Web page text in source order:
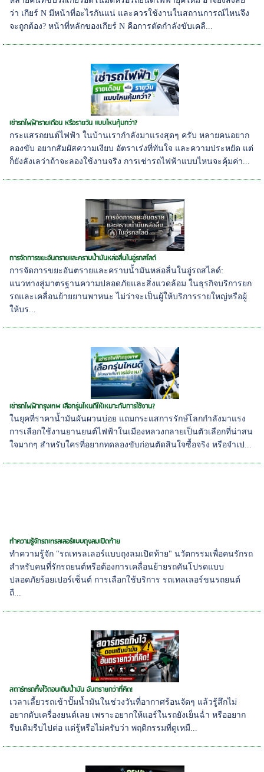
ว่า เกียร์ N มีหน้าที่อะไรกันแน่ และควรใช้งานในสถานการณ์ไหนจึง
จะถูกต้อง? หน้าที่หลักของเกียร์ N คือการตัดกำลังขับเคลื...
เช่ารถไฟฟ้ารายเดือน หรือรายวัน แบบไหนคุ้มกว่า?
กระแสรถยนต์ไฟฟ้า ในบ้านเรากำลังมาแรงสุดๆ ครับ หลายคนอยาก
ลองขับ อยากสัมผัสความเงียบ อัตราเร่งที่ทันใจ และความประหยัด แต่
ก็ยังลังเลว่าถ้าจะลองใช้งานจริง การเช่ารถไฟฟ้าแบบไหนจะคุ้มค่า...
การจัดการขยะอันตรายและคราบน้ำมันหล่อลื่นในอู่รถสไลด์
การจัดการขยะอันตรายและคราบน้ำมันหล่อลื่นในอู่รถสไลด์:
แนวทางสู่มาตรฐานความปลอดภัยและสิ่งแวดล้อม ในธุรกิจบริการยก
รถและเคลื่อนย้ายยานพาหนะ ไม่ว่าจะเป็นผู้ให้บริการรายใหญ่หรือผู้
ให้บร...
เช่ารถไฟฟ้ากรุงเทพ เลือกรุ่นไหนดีให้เหมาะกับการใช้งาน?
ในยุคที่ราคาน้ำมันผันผวนบ่อย แถมกระแสการรักษ์โลกกำลังมาแรง
การเลือกใช้งานยานยนต์ไฟฟ้าในเมืองหลวงกลายเป็นตัวเลือกที่น่าสน
ใจมากๆ สำหรับใครที่อยากทดลองขับก่อนตัดสินใจซื้อจริง หรือจำเป...
ทำความรู้จักรถเทรลเลอร์แบบถุงลมเปิดท้าย
ทำความรู้จัก "รถเทรลเลอร์แบบถุงลมเปิดท้าย" นวัตกรรมเพื่อคนรักรถ
สำหรับคนที่รักรถยนต์หรือต้องการเคลื่อนย้ายรถคันโปรดแบบ
ปลอดภัยร้อยเปอร์เซ็นต์ การเลือกใช้บริการ รถเทลเลอร์ขนรถยนต์
ถื...
สตาร์ทรถทิ้งไว้ตอนเติมน้ำมัน อันตรายกว่าที่คิด!
เวลาเลี้ยวรถเข้าปั๊มน้ำมันในช่วงวันที่อากาศร้อนจัดๆ แล้วรู้สึกไม่
อยากดับเครื่องยนต์เลย เพราะอยากให้แอร์ในรถยังเย็นฉ่ำ หรืออยาก
รีบเติมรีบไปต่อ แต่รู้หรือไม่ครับว่า พฤติกรรมที่ดูเหมื...